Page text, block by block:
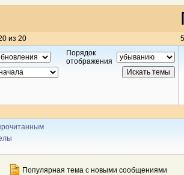
из 20
Порядок
отображения
Популярная тема с новыми сообщениями